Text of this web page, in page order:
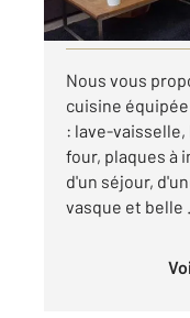
Visiter le site
Nous vous
cuisine
: lave-
four, plaques à
d'un séjour,
vasque et belle ...